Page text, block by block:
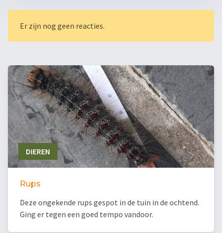
Er zijn nog geen reacties.
DIEREN
Rups
Deze ongekende rups gespot in de tuin in de ochtend.
Ging er tegen een goed tempo vandoor.